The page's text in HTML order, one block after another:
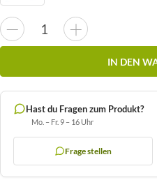
IN DEN
Hast du Fragen zum Produkt?
Mo. – Fr. 9 – 16 Uhr
Frage stellen